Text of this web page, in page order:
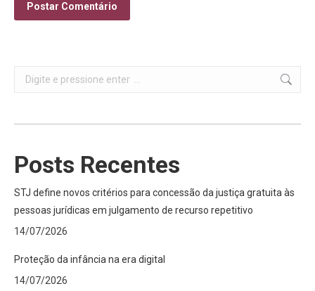
Postar Comentário
Search:
Posts Recentes
STJ define novos critérios para concessão da justiça gratuita às
pessoas jurídicas em julgamento de recurso repetitivo
14/07/2026
Proteção da infância na era digital
14/07/2026